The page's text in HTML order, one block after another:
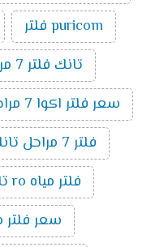
puricom فلتر
تانك فلتر 7 مراحل
سعر فلتر اكوا 7 مراحل
فلتر 7 مراحل تانك
فلتر مياه ro تانك باور بلس ال7 مراحل
سعر فلتر مياه 7